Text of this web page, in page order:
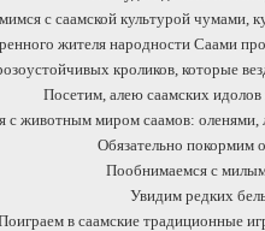
с саамской культурой чумами,
жителя народности Саами
кроликов, которые
Посетим, алею саамских идолов
с животным миром саамов:
Обязательно покормим
Пообнимаемся с
Увидим редких
в саамские традиционные